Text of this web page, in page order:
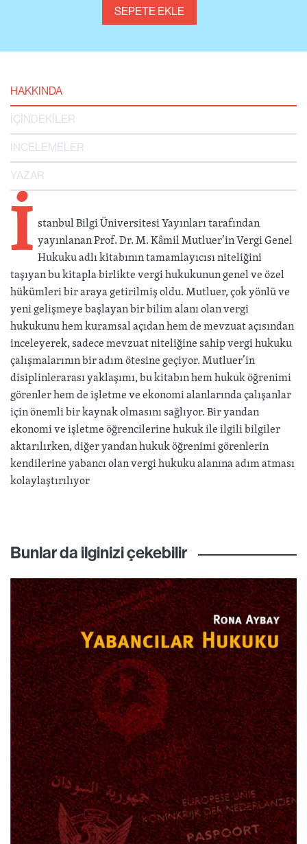
SEPETE EKLE
HAKKINDA
İÇİNDEKİLER
İNCELEMELER
YAZAR
İstanbul Bilgi Üniversitesi Yayınları tarafından
yayınlanan Prof. Dr. M. Kâmil Mutluer’in Vergi Genel
Hukuku adlı kitabının tamamlayıcısı niteliğini
taşıyan bu kitapla birlikte vergi hukukunun genel ve özel
hükümleri bir araya getirilmiş oldu. Mutluer, çok yönlü ve
yeni gelişmeye başlayan bir bilim alanı olan vergi
hukukunu hem kuramsal açıdan hem de mevzuat açısından
inceleyerek, sadece mevzuat niteliğine sahip vergi hukuku
çalışmalarının bir adım ötesine geçiyor. Mutluer’in
disiplinlerarası yaklaşımı, bu kitabın hem hukuk öğrenimi
görenler hem de işletme ve ekonomi alanlarında çalışanlar
için önemli bir kaynak olmasını sağlıyor. Bir yandan
ekonomi ve işletme öğrencilerine hukuk ile ilgili bilgiler
aktarılırken, diğer yandan hukuk öğrenimi görenlerin
kendilerine yabancı olan vergi hukuku alanına adım atması
kolaylaştırılıyor
Bunlar da ilginizi çekebilir